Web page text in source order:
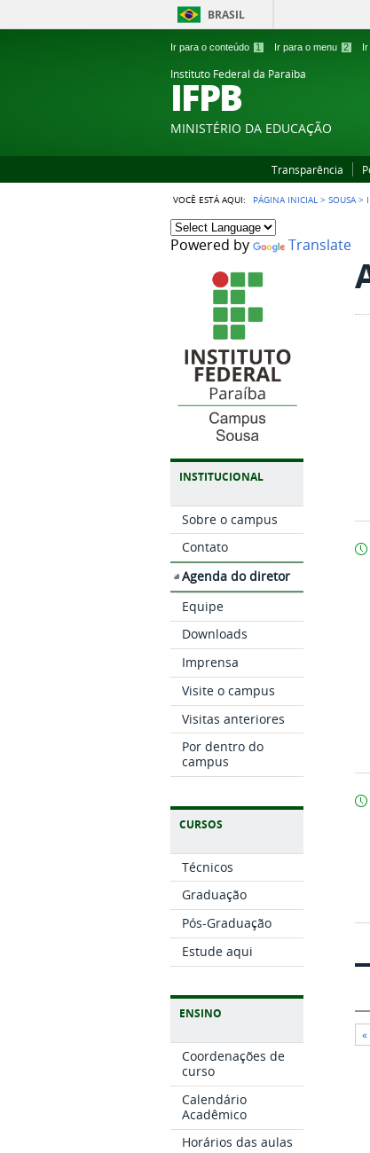
BRASIL
Ir para o conteúdo 1 Ir para o menu 2
Instituto Federal da Paraiba
IFPB
MINISTÉRIO DA EDUCAÇÃO
Transparência
VOCÊ ESTÁ AQUI: PÁGINA INICIAL >SOUSA >
Powered by Translate
INSTITUCIONAL
Sobre o campus
Contato
Agenda do diretor
Equipe
Downloads
Imprensa
Visite o campus
Visitas anteriores
Por dentro do
campus
CURSOS
Técnicos
Graduação
Pós-Graduação
Estude aqui
ENSINO
Coordenações de
curso
Calendário
Acadêmico
Horários das aulas